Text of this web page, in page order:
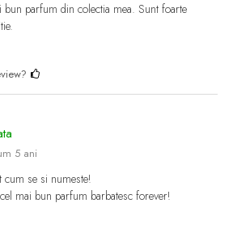
bun parfum din colectia mea. Sunt foarte
5 ani
cum se si numeste!
mai bun parfum barbatesc forever!